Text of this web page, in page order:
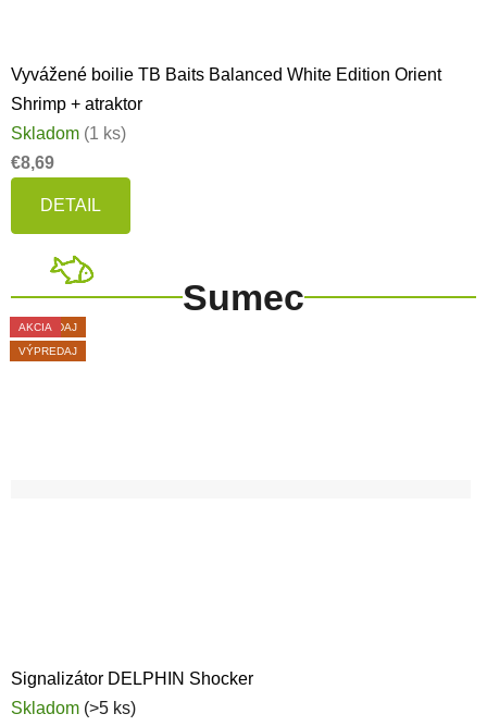
Vyvážené boilie TB Baits Balanced White Edition Orient
Shrimp + atraktor
Skladom (1 ks)
€8,69
DETAIL
Sumec
AKCIA
Signalizátor DELPHIN Shocker
Skladom (>5 ks)
VÝPREDAJ
AKCIA
VÝPREDAJ
AKCIA
AKCIA
AKCIA
VÝPREDAJ
VÝPREDAJ
AKCIA